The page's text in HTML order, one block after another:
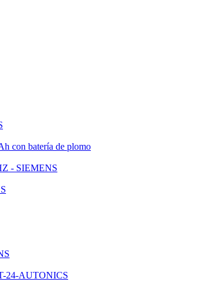
con batería de plomo
- SIEMENS
24-AUTONICS